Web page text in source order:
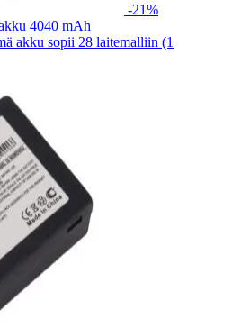
-21%
4040 mAh
akku sopii 28 laitemalliin (1